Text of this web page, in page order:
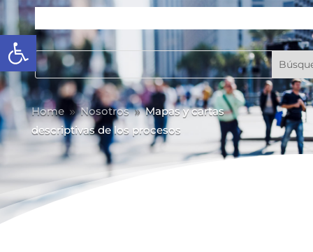
Abrir barra de herramientas
Home 9 Nosotros 9 Mapas y cartas
descriptivas de los procesos